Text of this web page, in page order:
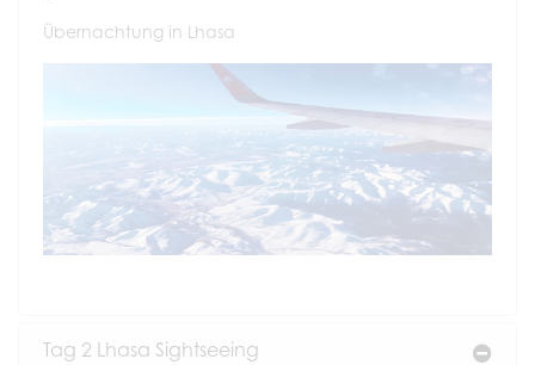
Übernachtung in Lhasa
Tag 2 Lhasa Sightseeing